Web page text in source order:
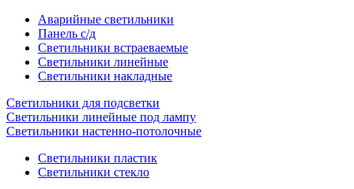
Аварийные светильники
Панель с/д
Светильники встраеваемые
Светильники линейные
Светильники накладные
Светильники для подсветки
Светильники линейные под лампу
Светильники настенно-потолочные
Светильники плаcтик
Светильники стекло